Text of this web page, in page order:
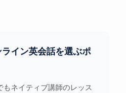
ライン英会話を選ぶポ
もネイティブ講師のレッス